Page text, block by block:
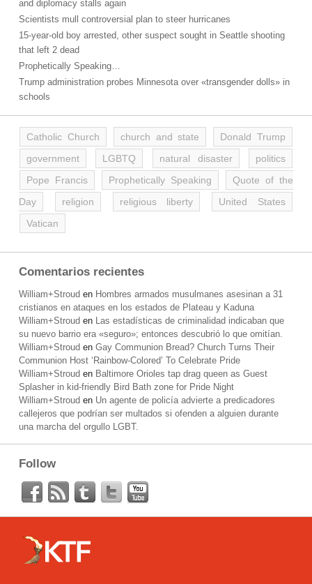
and diplomacy stalls again
Scientists mull controversial plan to steer hurricanes
15-year-old boy arrested, other suspect sought in Seattle shooting
that left 2 dead
Prophetically Speaking…
Trump administration probes Minnesota over «transgender dolls» in
schools
Catholic Church church and state
Donald Trump
government
LGBTQ natural disaster
politics
Pope Francis
Prophetically Speaking
Quote of the
Day
religion religious liberty
United States
Vatican
Comentarios recientes
William+Stroud en Hombres armados musulmanes asesinan a 31
cristianos en ataques en los estados de Plateau y Kaduna
William+Stroud en Las estadísticas de criminalidad indicaban que
su nuevo barrio era «seguro»; entonces descubrió lo que omitían.
William+Stroud en Gay Communion Bread? Church Turns Their
Communion Host ‘Rainbow-Colored’ To Celebrate Pride
William+Stroud en Baltimore Orioles tap drag queen as Guest
Splasher in kid-friendly Bird Bath zone for Pride Night
William+Stroud en Un agente de policía advierte a predicadores
callejeros que podrían ser multados si ofenden a alguien durante
una marcha del orgullo LGBT.
Follow